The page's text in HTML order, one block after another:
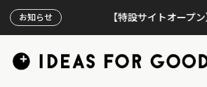
お知らせ 【特設サイトオープン】